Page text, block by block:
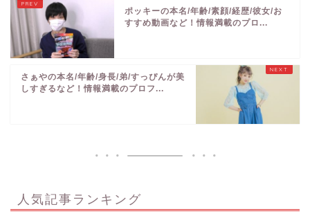
ポッキーの本名/年齢/素顔/経歴/彼女/お
すすめ動画など！情報満載のプロ...
さぁやの本名/年齢/身長/弟/すっぴんが美
しすぎるなど！情報満載のプロフ...
人気記事ランキング